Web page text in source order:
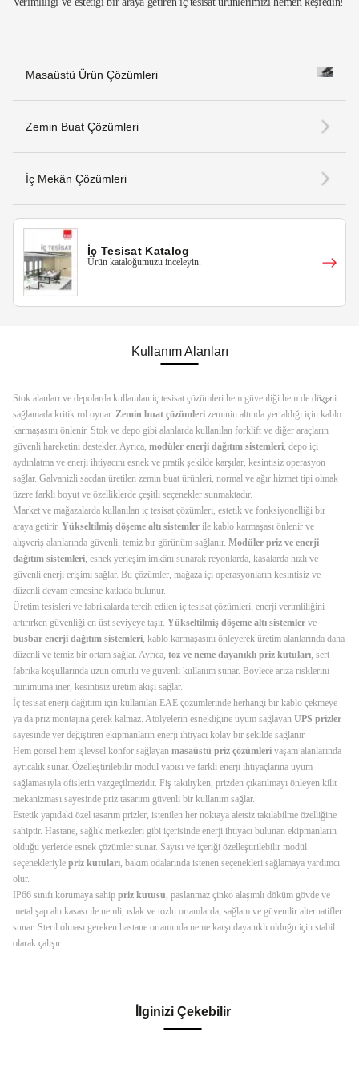
Masaüstü Ürün Çözümleri
Zemin Buat Çözümleri
İç Mekân Çözümleri
İç Tesisat Katalog
Ürün kataloğumuzu inceleyin.
Kullanım Alanları
Stok alanları ve depolarda kullanılan iç tesisat çözümleri hem güvenliği hem de düzeni
sağlamada kritik rol oynar. Zemin buat çözümleri zeminin altında yer aldığı için kablo
karmaşasını önlenir. Stok ve depo gibi alanlarda kullanılan forklift ve diğer araçların
güvenli hareketini destekler. Ayrıca, modüler enerji dağıtım sistemleri, depo içi
aydınlatma ve enerji ihtiyacını esnek ve pratik şekilde karşılar, kesintisiz operasyon
sağlar. Galvanizli sacdan üretilen zemin buat ürünleri, normal ve ağır hizmet tipi olmak
üzere farklı boyut ve özelliklerde çeşitli seçenekler sunmaktadır.
Market ve mağazalarda kullanılan iç tesisat çözümleri, estetik ve fonksiyonelliği bir
araya getirir. Yükseltilmiş döşeme altı sistemler ile kablo karmaşası önlenir ve
alışveriş alanlarında güvenli, temiz bir görünüm sağlanır. Modüler priz ve enerji
dağıtım sistemleri, esnek yerleşim imkânı sunarak reyonlarda, kasalarda hızlı ve
güvenli enerji erişimi sağlar. Bu çözümler, mağaza içi operasyonların kesintisiz ve
düzenli devam etmesine katkıda bulunur.
Üretim tesisleri ve fabrikalarda tercih edilen iç tesisat çözümleri, enerji verimliliğini
artırırken güvenliği en üst seviyeye taşır. Yükseltilmiş döşeme altı sistemler ve
busbar enerji dağıtım sistemleri, kablo karmaşasını önleyerek üretim alanlarında daha
düzenli ve temiz bir ortam sağlar. Ayrıca, toz ve neme dayanıklı priz kutuları, sert
fabrika koşullarında uzun ömürlü ve güvenli kullanım sunar. Böylece arıza risklerini
minimuma iner, kesintisiz üretim akışı sağlar.
İç tesisat enerji dağıtımı için kullanılan EAE çözümlerinde herhangi bir kablo çekmeye
ya da priz montajına gerek kalmaz. Atölyelerin esnekliğine uyum sağlayan UPS prizler
sayesinde yer değiştiren ekipmanların enerji ihtiyacı kolay bir şekilde sağlanır.
Hem görsel hem işlevsel konfor sağlayan masaüstü priz çözümleri yaşam alanlarında
ayrıcalık sunar. Özelleştirilebilir modül yapısı ve farklı enerji ihtiyaçlarına uyum
sağlamasıyla ofislerin vazgeçilmezidir. Fiş takılıyken, prizden çıkarılmayı önleyen kilit
mekanizması sayesinde priz tasarımı güvenli bir kullanım sağlar.
Estetik yapıdaki özel tasarım prizler, istenilen her noktaya aletsiz takılabilme özelliğine
sahiptir. Hastane, sağlık merkezleri gibi içerisinde enerji ihtiyacı bulunan ekipmanların
olduğu yerlerde esnek çözümler sunar. Sayısı ve içeriği özelleştirilebilir modül
seçenekleriyle priz kutuları, bakım odalarında istenen seçenekleri sağlamaya yardımcı
olur.
IP66 sınıfı korumaya sahip priz kutusu, paslanmaz çinko alaşımlı döküm gövde ve
metal şap altı kasası ile nemli, ıslak ve tozlu ortamlarda; sağlam ve güvenilir alternatifler
sunar. Steril olması gereken hastane ortamında neme karşı dayanıklı olduğu için stabil
olarak çalışır.
İlginizi Çekebilir